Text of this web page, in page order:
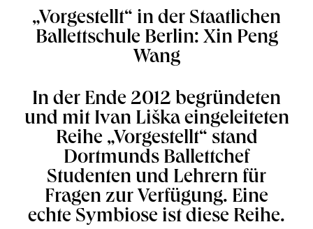
„Vorgestellt“ in der Staatlichen
Ballettschule Berlin: Xin Peng
Wang
In der Ende 2012 begründeten
und mit Ivan Liška eingeleiteten
Reihe „Vorgestellt“ stand
Dortmunds Ballettchef
Studenten und Lehrern für
Fragen zur Verfügung. Eine
echte Symbiose ist diese Reihe.